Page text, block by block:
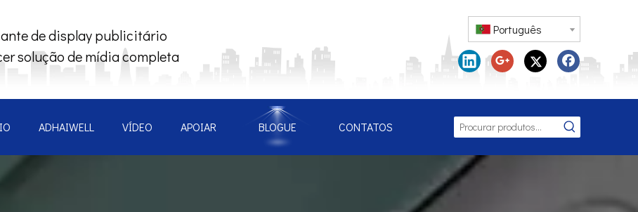
de display publicitário
solução de mídia completa
Português
ADHAIWELL VÍDEO APOIAR BLOGUE CONTATOS